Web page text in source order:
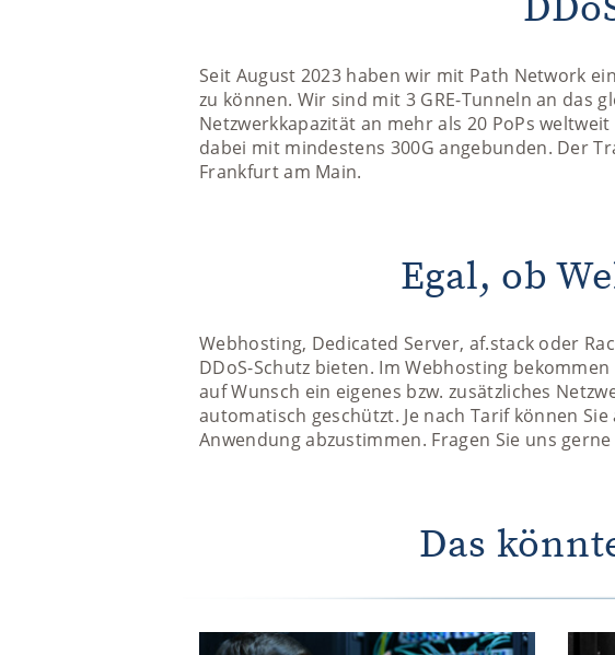
Seit August 2023 haben wir mit Path Network
zu können. Wir sind mit 3 GRE-Tunneln an das
Netzwerkkapazität an mehr als 20 PoPs
dabei mit mindestens 300G angebunden. Der
Frankfurt am Main.
Egal, ob
Webhosting, Dedicated Server, af.stack oder
DDoS-Schutz bieten. Im Webhosting
auf Wunsch ein eigenes bzw. zusätzliches
automatisch geschützt. Je nach Tarif können
Anwendung abzustimmen. Fragen Sie uns
Das